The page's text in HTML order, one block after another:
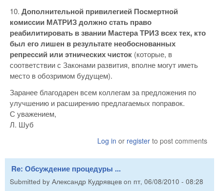
10. Дополнительной привилегией Посмертной
комиссии МАТРИЗ должно стать право
реабилитировать в звании Мастера ТРИЗ всех тех, кто
был его лишен в результате необоснованных
репрессий или этнических чисток (которые, в
соответствии с Законами развития, вполне могут иметь
место в обозримом будущем).
Заранее благодарен всем коллегам за предложения по
улучшению и расширению предлагаемых поправок.
С уважением,
Л. Шуб
Log in or register to post comments
Re: Обсуждение процедуры ...
Submitted by Александр Кудрявцев on пт, 06/08/2010 - 08:28